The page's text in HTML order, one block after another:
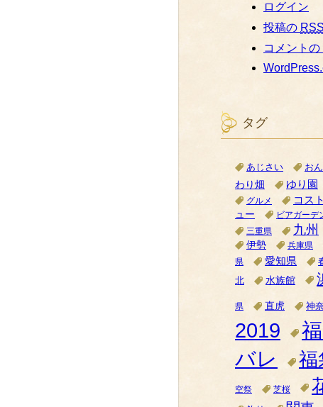
ログイン
投稿の RSS
コメントの
タグ
あじさい お
わり畑
ゆり園
グルメ コス
ュー
ビアガーデ
三重県 九州
伊勢 兵庫県
県
愛知県
北
水族館
県 直虎 神
2019
バレ
福
空祭 芝桜